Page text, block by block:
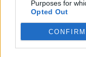
Purposes for
Opted Out
CONFIRM